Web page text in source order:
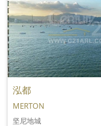
泓都
MERTON
坚尼地城